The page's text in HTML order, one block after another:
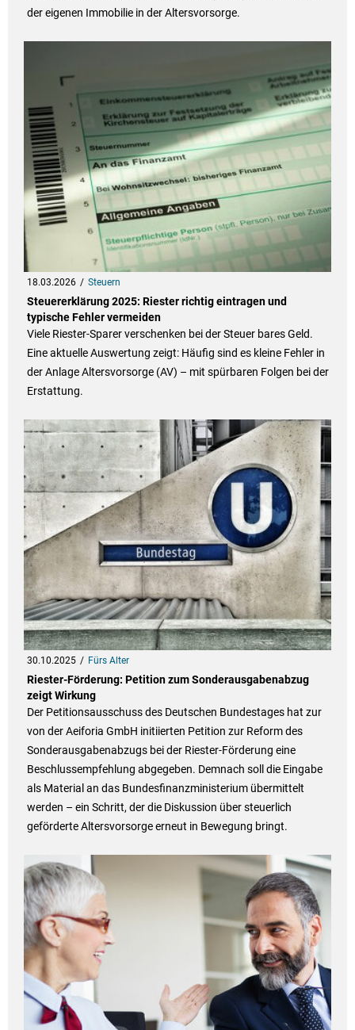
der eigenen Immobilie in der Altersvorsorge.
18.03.2026 Steuern
Steuererklärung 2025: Riester richtig eintragen und
typische Fehler vermeiden
Viele Riester-Sparer verschenken bei der Steuer bares Geld.
Eine aktuelle Auswertung zeigt: Häufig sind es kleine Fehler in
der Anlage Altersvorsorge (AV) – mit spürbaren Folgen bei der
Erstattung.
30.10.2025 Fürs Alter
Riester-Förderung: Petition zum Sonderausgabenabzug
zeigt Wirkung
Der Petitionsausschuss des Deutschen Bundestages hat zur
von der Aeiforia GmbH initiierten Petition zur Reform des
Sonderausgabenabzugs bei der Riester-Förderung eine
Beschlussempfehlung abgegeben. Demnach soll die Eingabe
als Material an das Bundesfinanzministerium übermittelt
werden – ein Schritt, der die Diskussion über steuerlich
geförderte Altersvorsorge erneut in Bewegung bringt.